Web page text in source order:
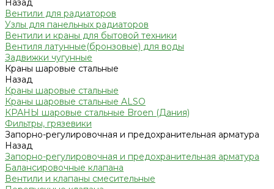
Назад
Вентили для радиаторов
Узлы для панельных радиаторов
Вентили и краны для бытовой техники
Вентиля латунные(бронзовые) для воды
Задвижки чугунные
Краны шаровые стальные
Назад
Краны шаровые стальные
Краны шаровые стальные ALSO
КРАНЫ шаровые стальные Broen (Дания)
Фильтры, грязевики
Запорно-регулировочная и предохранительная арматура
Назад
Запорно-регулировочная и предохранительная арматура
Балансировочные клапана
Вентили и клапаны смесительные